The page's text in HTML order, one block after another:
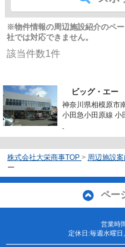
※物件情報の周辺施設紹介のペ
社では対応できません。
該当件数1件
ビッグ・エー
神奈川県相模原市
小田急小田原線 小
-
株式会社大栄商事TOP > 周辺施設案
ー
ペー
営業時
定休日:毎週水曜日